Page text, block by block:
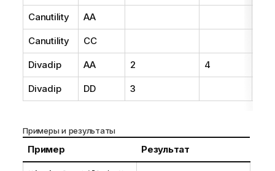
Canutility AA
Canutility CC
Divadip AA 2 4
Divadip DD 3
Примеры и результаты
Пример Результат